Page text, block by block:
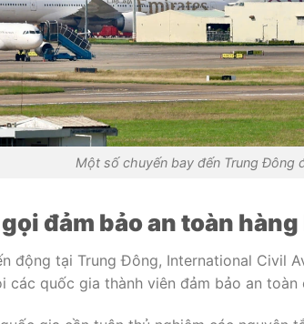
Một số chuyến bay đến Trung Đông
đảm bảo an toàn
động tại Trung Đông, International Civil
các quốc gia thành viên đảm bảo an